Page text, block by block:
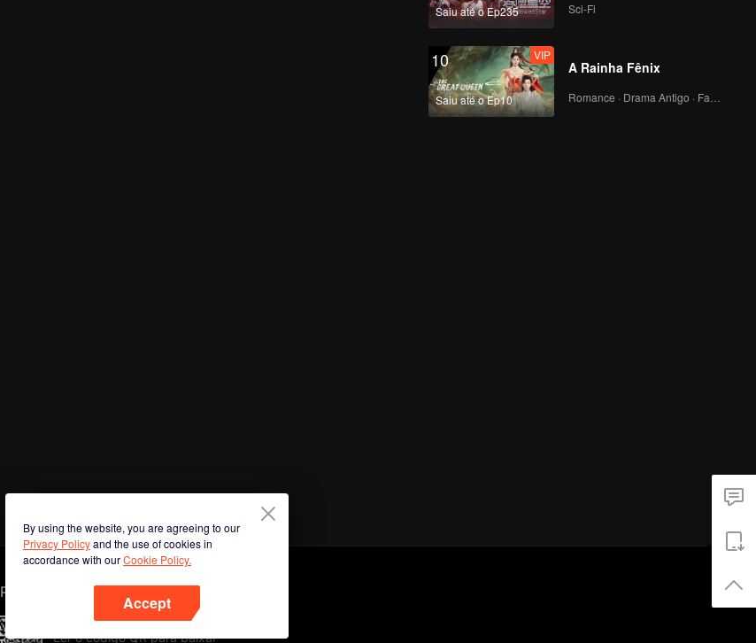
Saiu até o Ep235 Sci-Fi
10
Saiu até o Ep10
VIP
A Rainha Fênix
By using the website, you are agreeing to our
Privacy Policyand the use of cookies in
accordance with ourCookie Policy.
Accept
Phone
Ler o código QR para baixar